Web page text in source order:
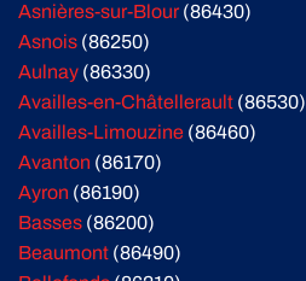
Asnières-sur-Blour(86430)
Asnois (86250)
Aulnay (86330)
Availles-en-Châtellerault (86530)
Availles-Limouzine (86460)
Avanton (86170)
Ayron (86190)
Basses (86200)
Beaumont (86490)